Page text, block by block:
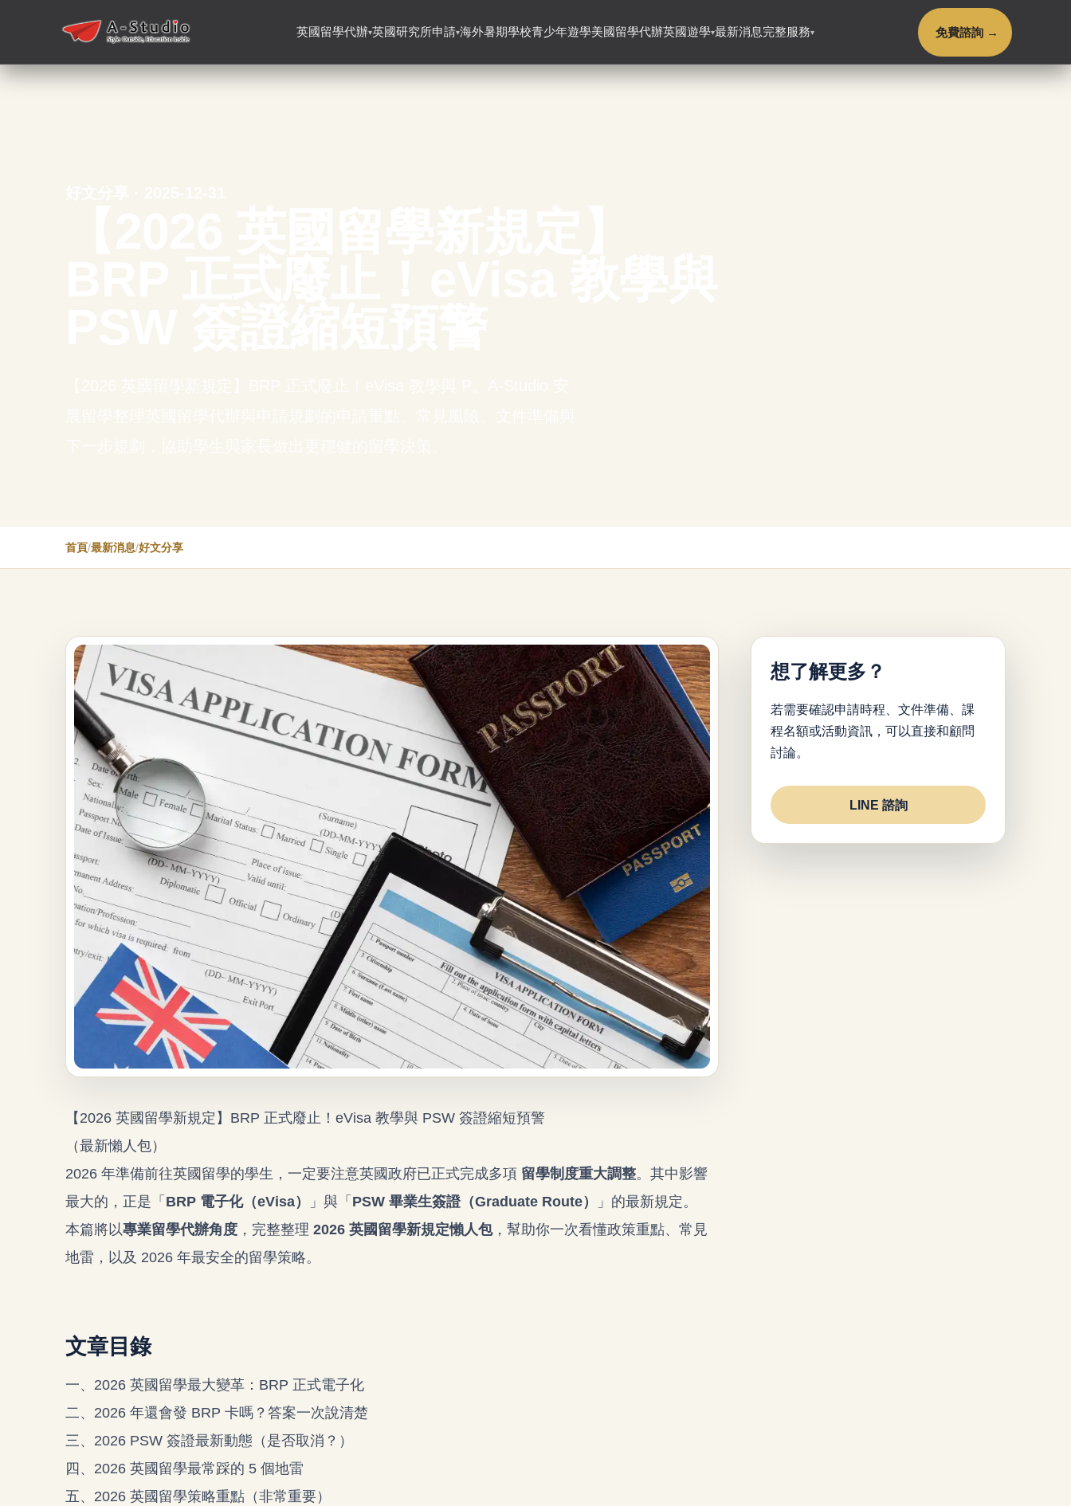
英國留學代辦▾英國研究所申請▾海外暑期學校青少年遊學美國留學代辦英國遊學▾最新消息完整服務▾ 免費諮詢 →
首頁/最新消息/好文分享
【2026 英國留學新規定】BRP 正式廢止！eVisa 教學與 PSW 簽證縮短預警
（最新懶人包）
2026 年準備前往英國留學的學生，一定要注意英國政府已正式完成多項 留學制度重大調整。其中影響
最大的，正是「 BRP 電子化（eVisa） 」與「 PSW 畢業生簽證（Graduate Route）
」的最新規定。
本篇將以專業留學代辦角度 ，完整整理 2026 英國留學新規定懶人包，幫助你一次看懂政策重點、常見
地雷，以及 2026 年最安全的留學策略。
文章目錄
一、2026 英國留學最大變革：BRP 正式電子化
二、2026 年還會發 BRP 卡嗎？答案一次說清楚
三、2026 PSW 簽證最新動態（是否取消？）
四、2026 英國留學最常踩的 5 個地雷
五、2026 英國留學策略重點（非常重要）
想了解更多？
若需要確認申請時程、文件準備、課
程名額或活動資訊，可以直接和顧問
討論。
LINE 諮詢